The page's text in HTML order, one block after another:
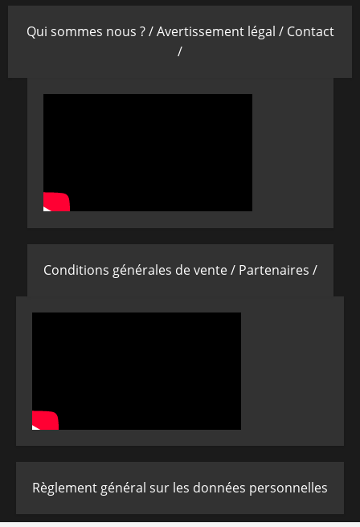
Qui sommes nous ? /Avertissement légal / Contact
/
Conditions générales de vente / Partenaires /
Règlement général sur les données personnelles